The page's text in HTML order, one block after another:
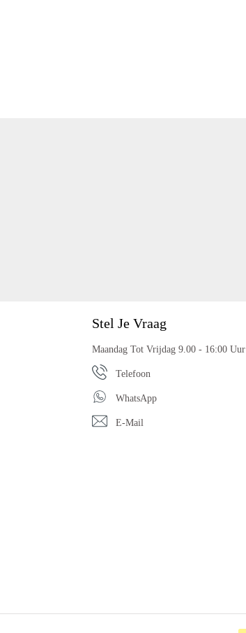
Stel Je Vraag
Maandag Tot Vrijdag 9.00 - 16:00 Uur
Telefoon
WhatsApp
E-Mail